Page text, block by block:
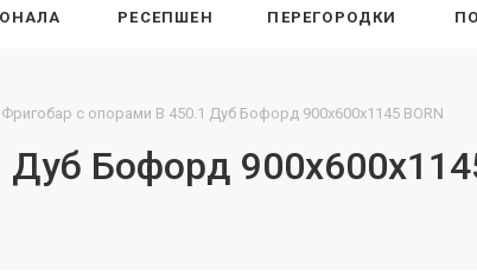
РЕСЕПШЕН ПЕРЕГОРОДКИ
Фригобар с опорами B 450.1 Дуб Бофорд 900х600х1145 BORN
Бофорд